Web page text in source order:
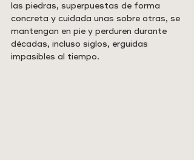
las piedras, superpuestas de forma
concreta y cuidada unas sobre otras, se
mantengan en pie y perduren durante
décadas, incluso siglos, erguidas
impasibles al tiempo.